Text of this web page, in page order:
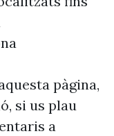
pàgina,
si us plau
a